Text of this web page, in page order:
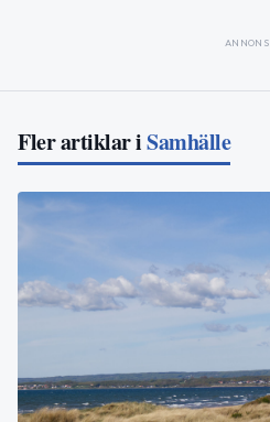
ANNONS
Fler artiklar iSamhälle